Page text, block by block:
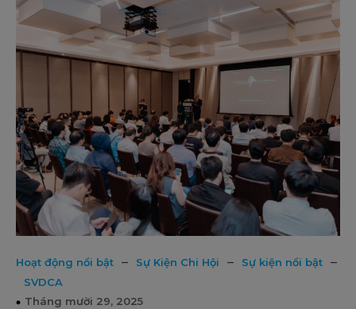
Hoạt động nổi bật – Sự Kiện Chi Hội – Sự kiện nổi bật –
SVDCA
Tháng mười 29, 2025